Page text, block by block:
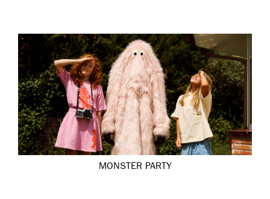
MONSTER PARTY